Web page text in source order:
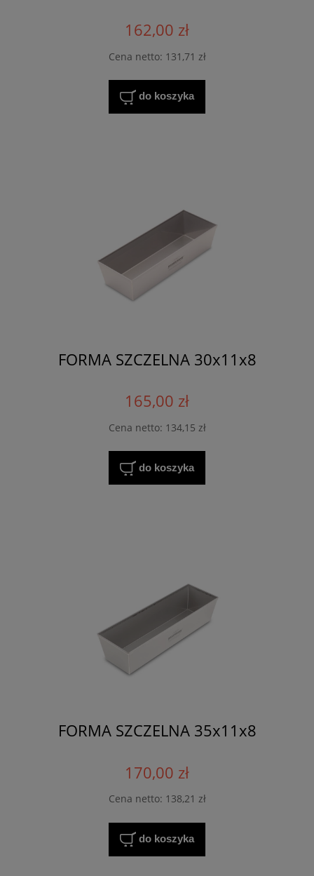
162,00 zł
Cena netto: 131,71 zł
do koszyka
FORMA SZCZELNA 30x11x8
165,00 zł
Cena netto: 134,15 zł
do koszyka
FORMA SZCZELNA 35x11x8
170,00 zł
Cena netto: 138,21 zł
do koszyka